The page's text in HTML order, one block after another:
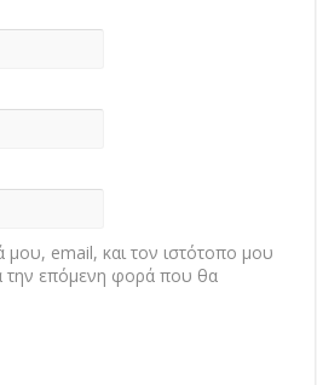
email, και τον ιστότοπο μου
την επόμενη φορά που θα